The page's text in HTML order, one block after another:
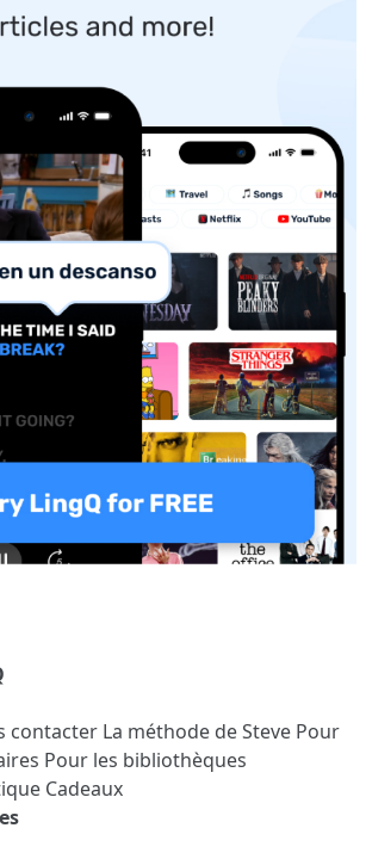
contacter La méthode de Steve Pour
Pour les bibliothèques
Cadeaux